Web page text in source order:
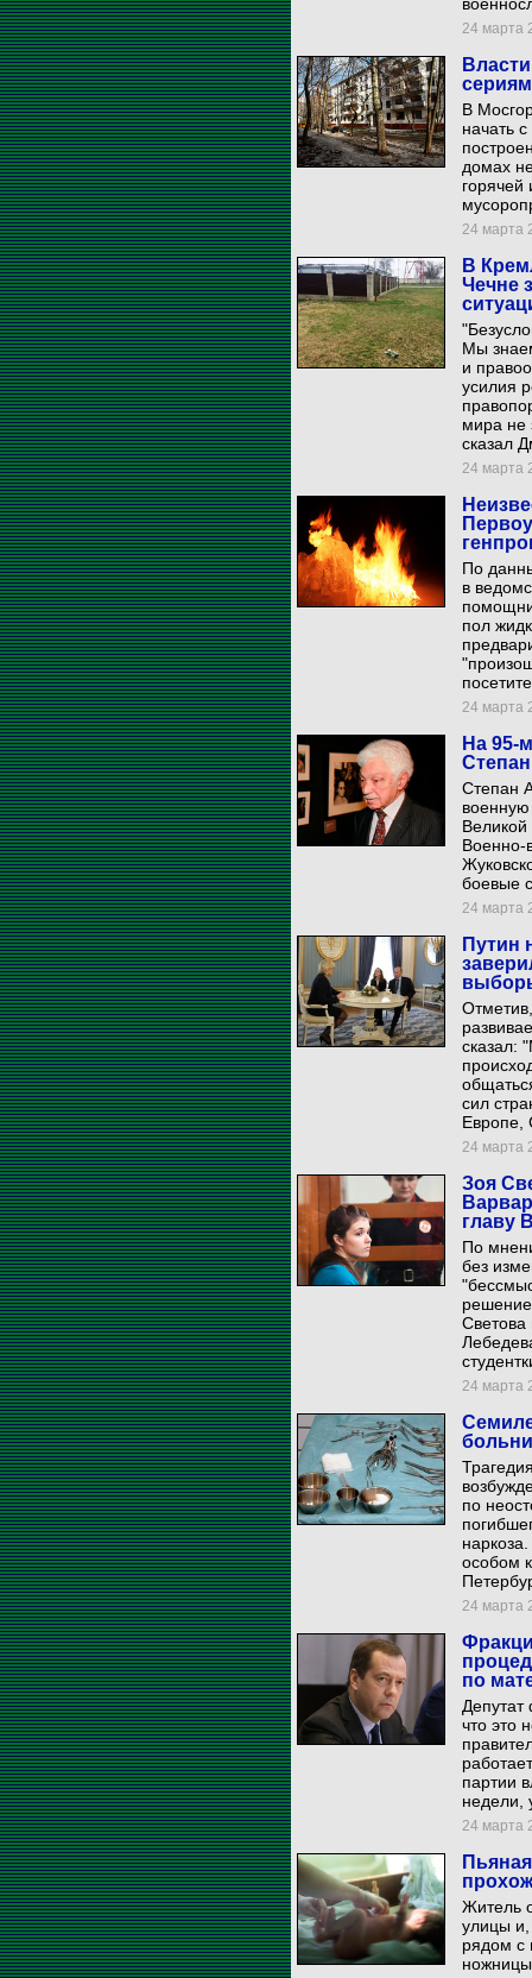
24 марта
В
начать
домах
24 марта
В
Чечне
Мы
и
усилия
мира не
сказал
24 марта
По
в
пол
24 марта
На 95-
Степан
военную
Военно-
боевые
24 марта
Путин
сказал:
сил
Европе,
24 марта
Зоя
главу
По
без
Светова
24 марта
по
особом
24 марта
по
что это
партии
недели,
24 марта
Житель
улицы
рядом с